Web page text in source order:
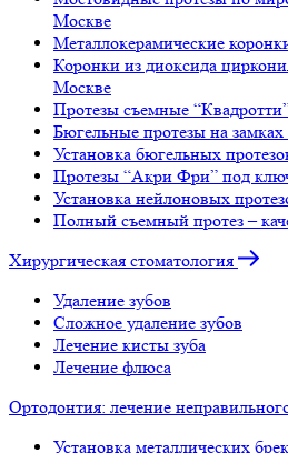
Москве
Металлокерамические
Коронки из диоксида
Москве
Протезы съемные
Бюгельные протезы на
Установка бюгельных
Протезы “Акри Фри” под
Установка нейлоновых
Полный съемный протез –
Хирургическая стоматология
Удаление зубов
Сложное удаление зубов
Лечение кисты зуба
Лечение флюса
Ортодонтия: лечение
Установка металлических